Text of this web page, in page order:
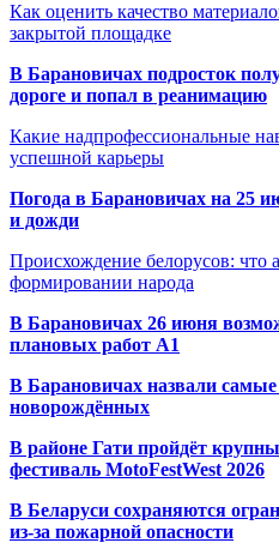
Как оценить качество
закрытой площадке
В Барановичах подросток
дороге и попал в реанимацию
Какие надпрофессиональные
успешной карьеры
Погода в Барановичах на 25
и дожди
Происхождение белорусов: что
формировании народа
В Барановичах 26 июня
плановых работ A1
В Барановичах назвали
новорождённых
В районе Гати пройдёт
фестиваль MotoFestWest 2026
В Беларуси сохраняются
из-за пожарной опасности